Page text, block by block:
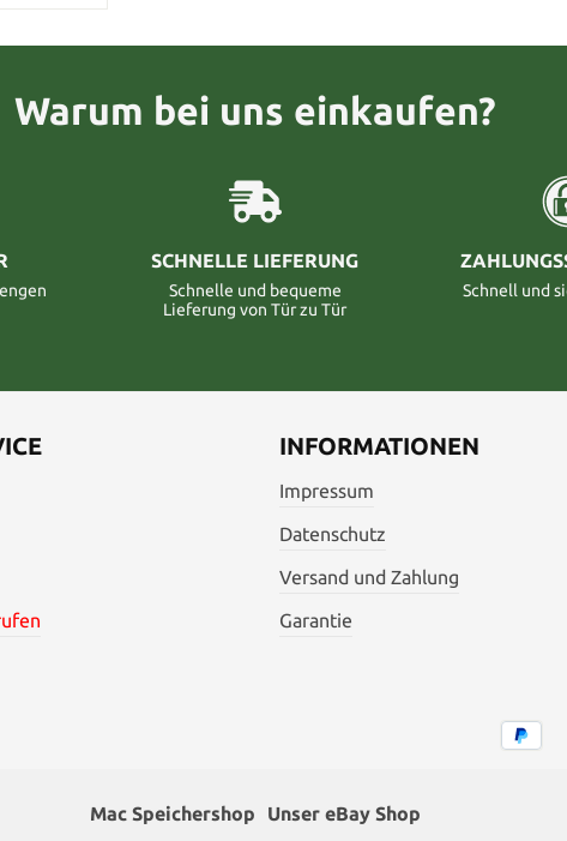
Warum bei uns einkaufen?
SCHNELLE LIEFERUNG
Schnelle und bequeme
Lieferung von Tür zu Tür
Schnell und
INFORMATIONEN
Impressum
Datenschutz
Versand und Zahlung
Garantie
Mac Speichershop Unser eBay Shop